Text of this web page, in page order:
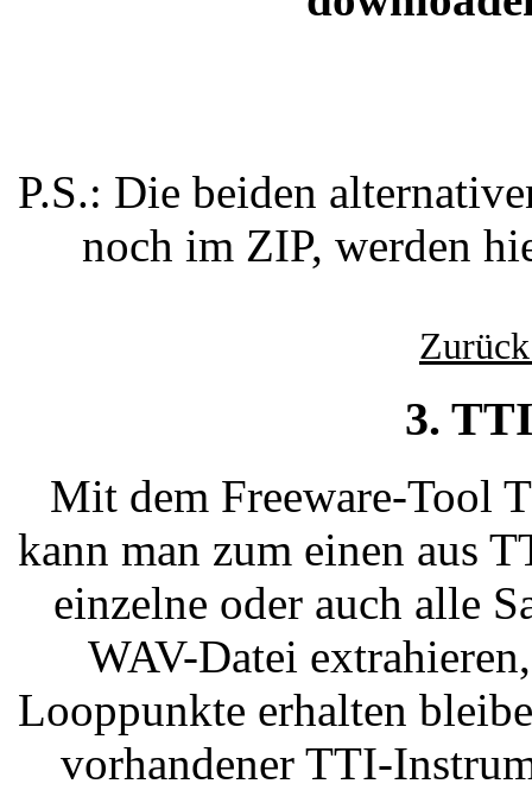
P.S.: Die beiden
noch im ZIP, werden
3.
Mit dem Freeware-Tool
kann man zum einen aus
einzelne oder auch alle
WAV-Datei
Looppunkte erhalten
vorhandener TTI-